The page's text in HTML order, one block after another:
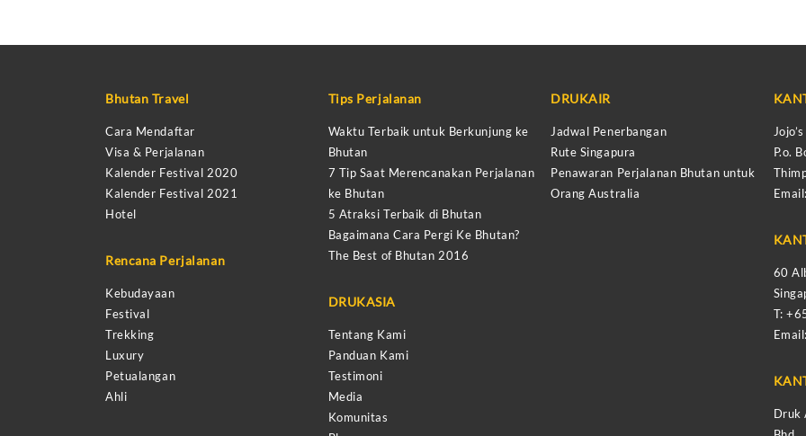
Bhutan Travel
Cara Mendaftar
Visa & Perjalanan
Kalender Festival 2020
Kalender Festival 2021
Hotel
Rencana Perjalanan
Kebudayaan
Festival
Trekking
Luxury
Petualangan
Ahli
Tips Perjalanan
Waktu Terbaik untuk Berkunjung ke
Bhutan
7 Tip Saat Merencanakan Perjalanan
ke Bhutan
5 Atraksi Terbaik di Bhutan
Bagaimana Cara Pergi Ke Bhutan?
The Best of Bhutan 2016
DRUKASIA
Tentang Kami
Panduan Kami
Testimoni
Media
Komunitas
DRUKAIR
Jadwal Penerbangan
Rute Singapura
Penawaran Perjalanan Bhutan untuk
Orang Australia
P.o.
Email:
60
T:
Email:
Druk